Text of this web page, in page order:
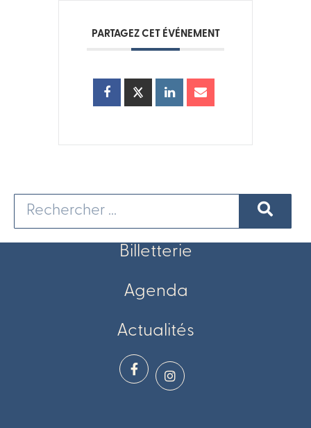
PARTAGEZ CET ÉVÉNEMENT
Billetterie
Agenda
Actualités